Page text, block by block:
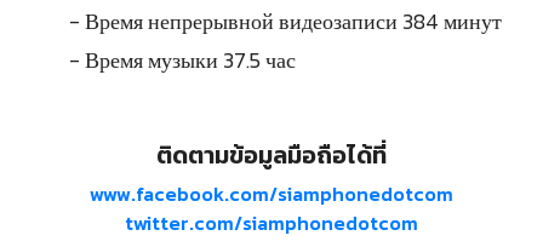
- Время непрерывной видеозаписи 384 минут
- Время музыки 37.5 час
ติดตามข้อมูลมือถือได้ที่
www.facebook.com/siamphonedotcom
twitter.com/siamphonedotcom